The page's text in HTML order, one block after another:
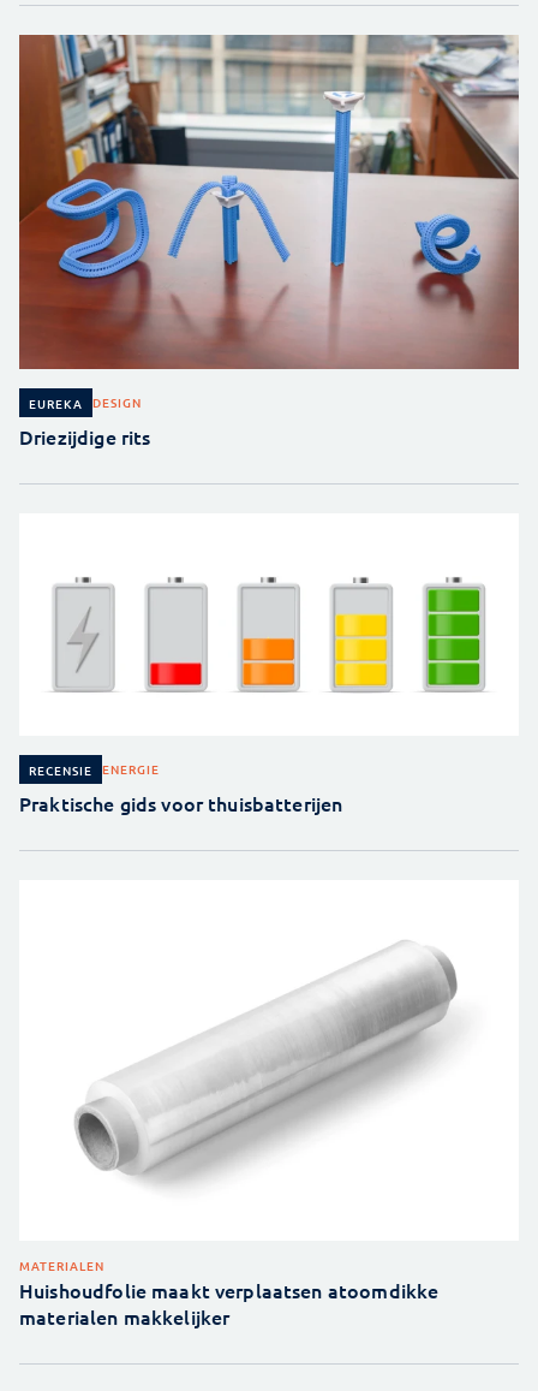
EUREKA DESIGN
Driezijdige rits
RECENSIE ENERGIE
Praktische gids voor thuisbatterijen
MATERIALEN
Huishoudfolie maakt verplaatsen atoomdikke
materialen makkelijker